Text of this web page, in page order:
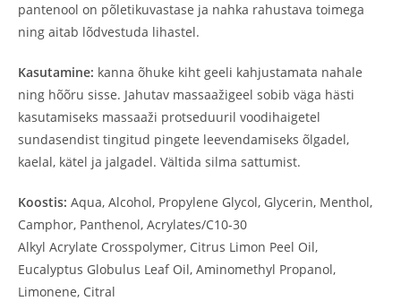
pantenool on põletikuvastase ja nahka rahustava toimega
ning aitab lõdvestuda lihastel.
Kasutamine: kanna õhuke kiht geeli kahjustamata nahale
ning hõõru sisse. Jahutav massaažigeel sobib väga hästi
kasutamiseks massaaži protseduuril voodihaigetel
sundasendist tingitud pingete leevendamiseks õlgadel,
kaelal, kätel ja jalgadel. Vältida silma sattumist.
Koostis: Aqua, Alcohol, Propylene Glycol, Glycerin, Menthol,
Camphor, Panthenol, Acrylates/C10-30
Alkyl Acrylate Crosspolymer, Citrus Limon Peel Oil,
Eucalyptus Globulus Leaf Oil, Aminomethyl Propanol,
Limonene, Citral